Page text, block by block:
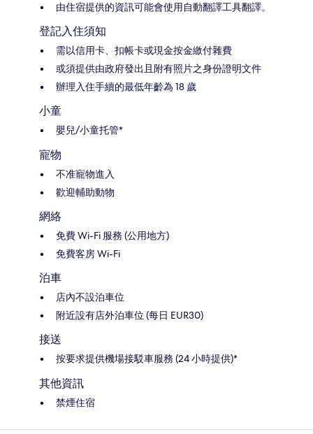
由住宿提供的資訊可能會使用自動翻譯工具翻譯。
登記入住須知
需以信用卡、扣帳卡或現金按金繳付雜費
或須提供由政府發出且附有照片之身份證明文件
辦理入住手續的最低年齡為 18 歲
小童
嬰兒/小童托管*
寵物
不准寵物進入
歡迎輔助動物
網絡
免費 Wi-Fi 服務 (公用地方)
免費客房 Wi-Fi
泊車
店內不設泊車位
附近設有店外泊車位 (每日 EUR30)
接送
按要求提供機場接駁車服務 (24 小時提供)*
其他資訊
禁煙住宿